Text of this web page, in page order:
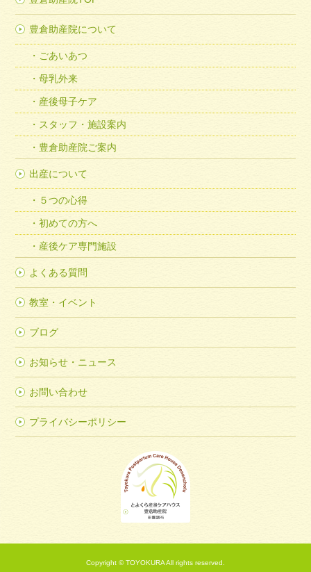
豊倉助産院について
ごあいあつ
母乳外来
産後母子ケア
スタッフ・施設案内
豊倉助産院ご案内
出産について
５つの心得
初めての方へ
産後ケア専門施設
よくある質問
教室・イベント
ブログ
お知らせ・ニュース
お問い合わせ
プライバシーポリシー
Copyright © TOYOKURA All rights reserved.